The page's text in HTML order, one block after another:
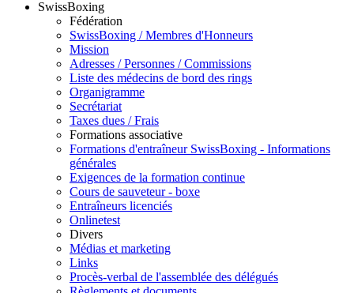
SwissBoxing
Fédération
SwissBoxing / Membres d'Honneurs
Mission
Adresses / Personnes / Commissions
Liste des médecins de bord des rings
Organigramme
Secrétariat
Taxes dues / Frais
Formations associative
Formations d'entraîneur SwissBoxing - Informations
générales
Exigences de la formation continue
Cours de sauveteur - boxe
Entraîneurs licenciés
Onlinetest
Divers
Médias et marketing
Links
Procès-verbal de l'assemblée des délégués